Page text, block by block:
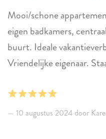
Mooi/schone
eigen badkamers,
buurt. Ideale
Vriendelijke eigenaar.
je betaald!!. Groetjes,
10 augustus 2024 door